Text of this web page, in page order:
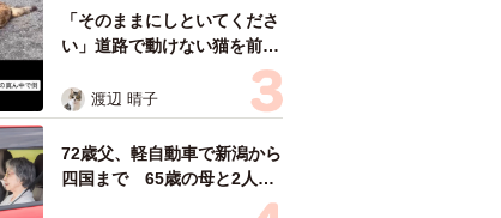
「そのままにしといてくださ
い」道路で動けない猫を前に
返された一言… 懸命に生き
ようとした4日間 「命の重
さはみんな同じ」保護団体代
表の訴え
渡辺 晴子
72歳父、軽自動車で新潟から
四国まで 65歳の母と2人で
3泊4日の旅 パーキングの休